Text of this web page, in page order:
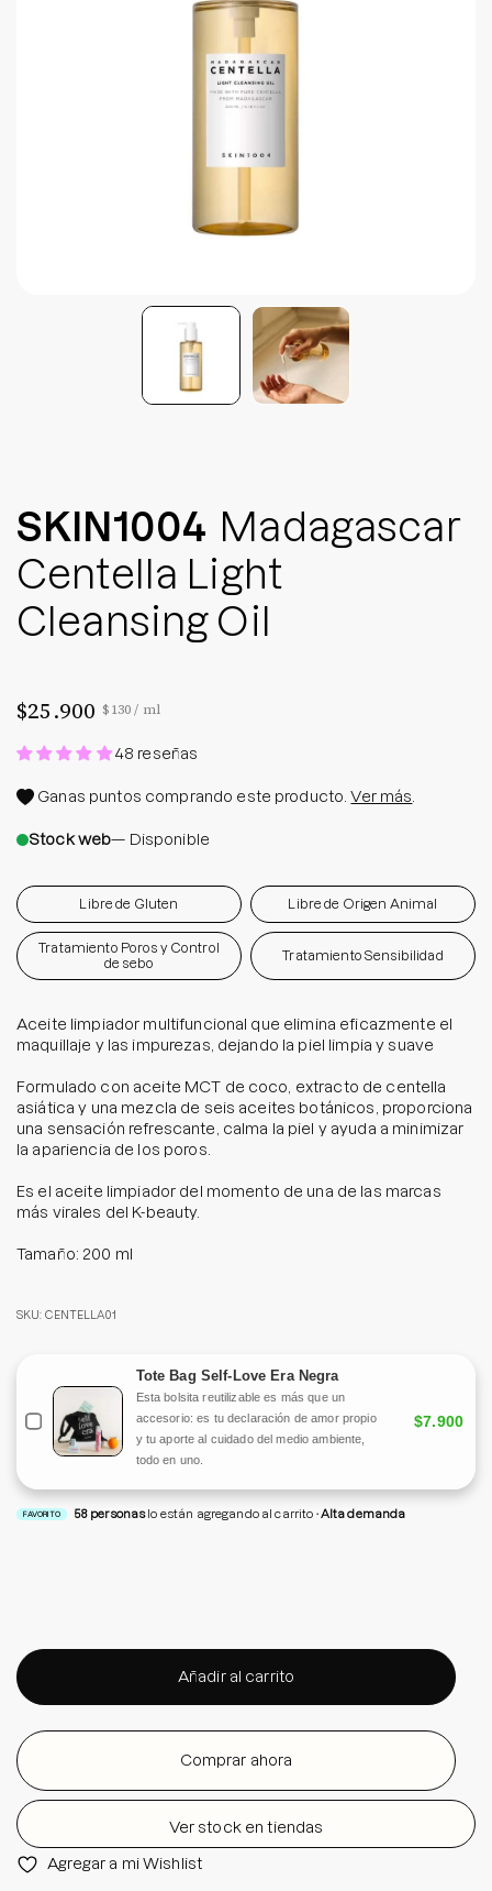
Protector Solar en Barra No.1
Parche para granitos
Rastrear mi Pedido
Parches para manchitas pos acné
SKIN1004 Madagascar
Centella Light
Cleansing Oil
$25.900 Precio por unidad
$130 /por
ml
48 reseñas
Ganas puntos comprando este producto.Ver más
Stock web— Disponible
Libre de Gluten Libre de Origen Animal
Tratamiento Poros y Control
de sebo
Tratamiento Sensibilidad
Aceite limpiador multifuncional que elimina eficazmente el
maquillaje y las impurezas, dejando la piel limpia y suave
Formulado con aceite MCT de coco, extracto de centella
asiática y una mezcla de seis aceites botánicos, proporciona
una sensación refrescante, calma la piel y ayuda a minimizar
la apariencia de los poros.
Es el aceite limpiador del momento de una de las marcas
más virales del K-beauty.
Tamaño: 200 ml
SKU: CENTELLA01
Tote Bag Self-Love Era Negra
Esta bolsita reutilizable es más que un
accesorio: es tu declaración de amor propio
y tu aporte al cuidado del medio ambiente,
todo en uno.
$7.900
FAVORITO 58personas lo están agregando al carrito Alta demanda
Añadir al carrito
Comprar ahora
Ver stock en tiendas
Agregar a mi Wishlist